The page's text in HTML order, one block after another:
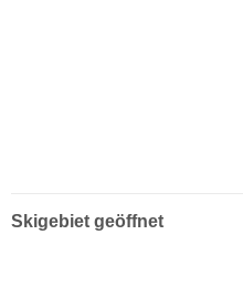
Skigebiet geöffnet